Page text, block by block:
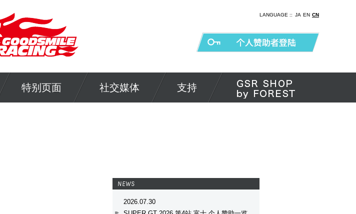
LANGUAGE :: JA EN CN
特别页面 社交媒体 支持
NEWS
2026.07.30